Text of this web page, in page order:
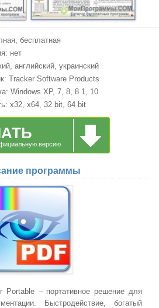
бесплатная
нет
английский, украинский
Tracker Software Products
Windows XP, 7, 8, 8.1, 10
x32, x64, 32 bit, 64 bit
версию
программы
Portable – портативное решение для
Быстродействие, богатый